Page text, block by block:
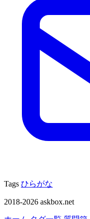
Tags ひらがな
2018-2026 askbox.net